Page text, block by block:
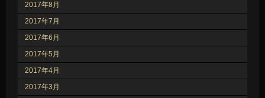
2017年8月
2017年7月
2017年6月
2017年5月
2017年4月
2017年3月